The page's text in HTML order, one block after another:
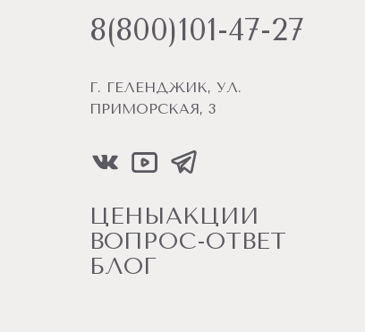
8(800)101-47-27
Г. ГЕЛЕНДЖИК, УЛ.
ПРИМОРСКАЯ, 3
ЦЕНЫАКЦИИ
ВОПРОС-ОТВЕТ
БЛОГ